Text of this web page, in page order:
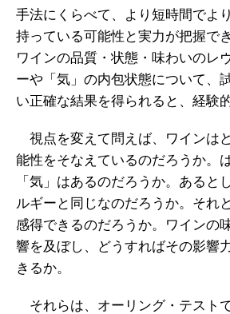
手法にくらべて、より短時間でよ
持っている可能性と実力が把握で
ワインの品質・状態・味わいのレ
ーや「気」の内包状態について、
い正確な結果を得られると、経験
視点を変えて問えば、ワインは
能性をそなえているのだろうか。
「気」はあるのだろうか。あると
ルギーと同じなのだろうか。それ
感得できるのだろうか。ワインの
響を及ぼし、どうすればその影響
きるか。
それらは、オーリング・テスト